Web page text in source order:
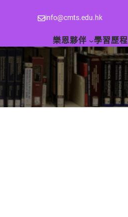
info@cmts.edu.hk
樂恩夥伴 學習歷程